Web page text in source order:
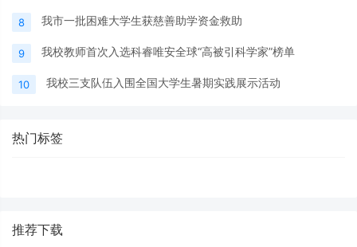
8 我市一批困难大学生获慈善助学资金救助
9 我校教师首次入选科睿唯安全球“高被引科学家”榜单
10 我校三支队伍入围全国大学生暑期实践展示活动
热门标签
推荐下载